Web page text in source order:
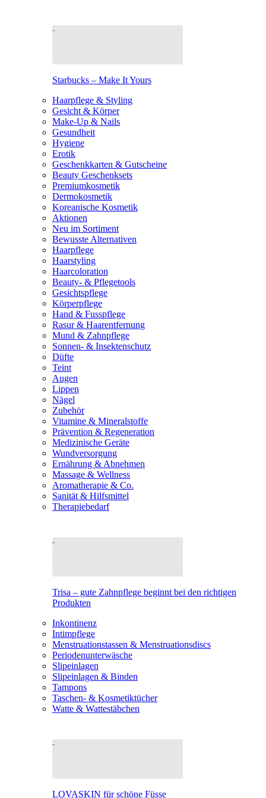
Starbucks – Make It Yours
Haarpflege & Styling
Gesicht & Körper
Make-Up & Nails
Gesundheit
Hygiene
Erotik
Geschenkkarten & Gutscheine
Beauty Geschenksets
Premiumkosmetik
Dermokosmetik
Koreanische Kosmetik
Aktionen
Neu im Sortiment
Bewusste Alternativen
Haarpflege
Haarstyling
Haarcoloration
Beauty- & Pflegetools
Gesichtspflege
Körperpflege
Hand & Fusspflege
Rasur & Haarentfernung
Mund & Zahnpflege
Sonnen- & Insektenschutz
Düfte
Teint
Augen
Lippen
Nägel
Zubehör
Vitamine & Mineralstoffe
Prävention & Regeneration
Medizinische Geräte
Wundversorgung
Ernährung & Abnehmen
Massage & Wellness
Aromatherapie & Co.
Sanität & Hilfsmittel
Therapiebedarf
Trisa – gute Zahnpflege beginnt bei den richtigen
Produkten
Inkontinenz
Intimpflege
Menstruationstassen & Menstruationsdiscs
Periodenunterwäsche
Slipeinlagen
Slipeinlagen & Binden
Tampons
Taschen- & Kosmetiktücher
Watte & Wattestäbchen
LOVASKIN für schöne Füsse